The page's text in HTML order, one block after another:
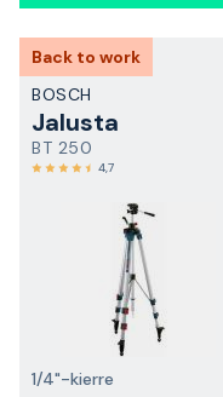
Back to work
BOSCH
Jalusta
BT 250
4,7
1/4"-kierre